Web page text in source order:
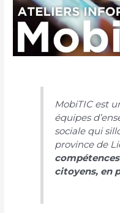
MobiTIC est
équipes
sociale qui
province de
citoyens, en